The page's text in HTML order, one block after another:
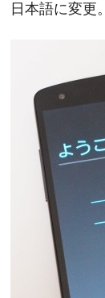
日本語に変更。